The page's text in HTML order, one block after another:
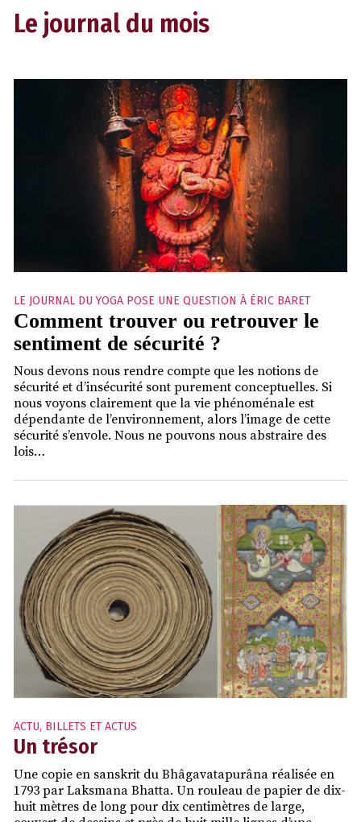
Le journal du mois
LE JOURNAL DU YOGA POSE UNE QUESTION À ÉRIC BARET
Comment trouver ou retrouver le
sentiment de sécurité ?
Nous devons nous rendre compte que les notions de
sécurité et d’insécurité sont purement conceptuelles. Si
nous voyons clairement que la vie phénoménale est
dépendante de l’environnement, alors l’image de cette
sécurité s’envole. Nous ne pouvons nous abstraire des
lois…
ACTU, BILLETS ET ACTUS
Un trésor
Une copie en sanskrit du Bhâgavatapurâna réalisée en
1793 par Laksmana Bhatta. Un rouleau de papier de dix-
huit mètres de long pour dix centimètres de large,